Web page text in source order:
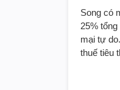
Song có
25%
mại tự
thuế tiêu